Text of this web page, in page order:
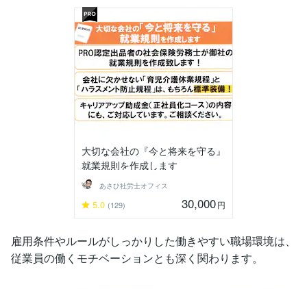
大切な会社の『今と将来を守る』
就業規則を作成します
あさひ社労士オフィス
5.0 (129) 30,000円
雇用条件やルールがしっかりした働きやすい職場環境は、
従業員の働くモチベーションとも深く関わります。